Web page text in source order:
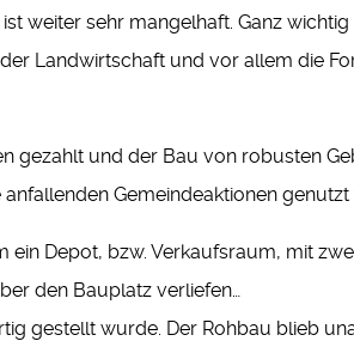
weiter sehr mangelhaft. Ganz
Landwirtschaft und vor allem die
gezahlt und der Bau von robusten
Gemeindeaktionen genutzt
Depot, bzw. Verkaufsraum, mit
den Bauplatz verliefen…
gestellt wurde. Der Rohbau blieb